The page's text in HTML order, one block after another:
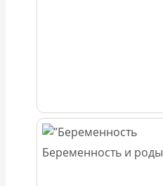
Беременность и роды